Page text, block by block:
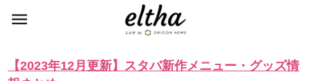
【2023年12月更新】スタバ新作メニュー・グッズ情